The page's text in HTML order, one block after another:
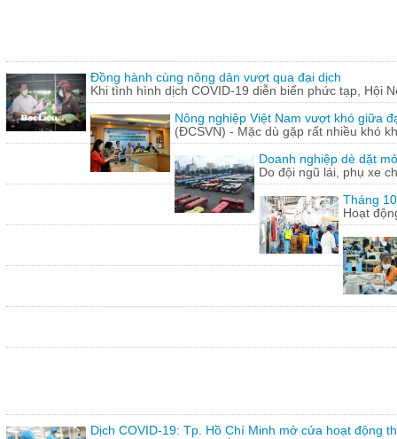
Đồng hành cùng nông dân vượt qua đại dịch
Khi tình hình dịch COVID-19 diễn biến phức tạp, Hội
Nông nghiệp Việt Nam vượt khó giữa
(ĐCSVN) - Mặc dù gặp rất nhiều khó
Doanh nghiệp dè dặt
Do đội ngũ lái, phụ xe
Tháng
Hoạt
Dịch COVID-19: Tp. Hồ Chí Minh mở cửa hoạt động